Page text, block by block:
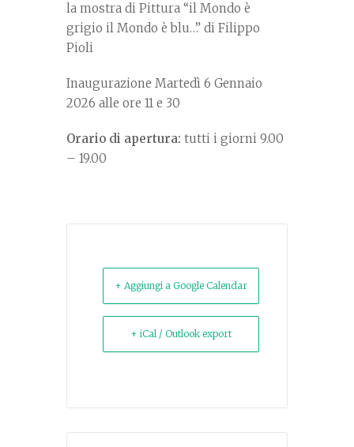
la mostra di Pittura “il Mondo è
grigio il Mondo è blu…” di Filippo
Pioli
Inaugurazione Martedì 6 Gennaio
2026 alle ore 11 e 30
Orario di apertura: tutti i giorni 9.00
– 19.00
+ Aggiungi a Google Calendar
+ iCal / Outlook export